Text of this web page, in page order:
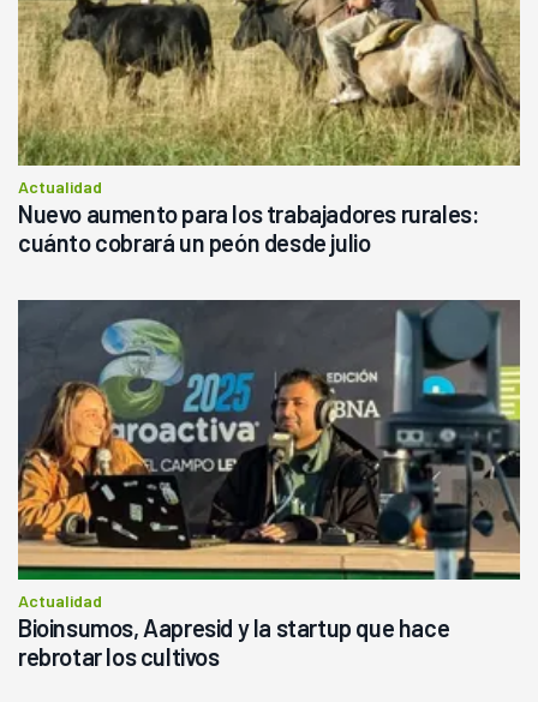
Actualidad
Nuevo aumento para los trabajadores rurales:
cuánto cobrará un peón desde julio
Actualidad
Bioinsumos, Aapresid y la startup que hace
rebrotar los cultivos